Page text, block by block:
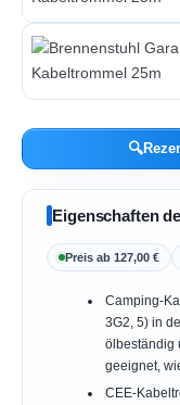
🔍
Eigenschaften
Preis ab 127,00 €
Camping-
3G2, 5) in
ölbeständig
geeignet,
CEE-